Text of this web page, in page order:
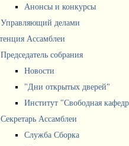
Анонсы и конкурсы
Управляющий делами
Ассамблеи
Председатель собрания
Новости
"Дни открытых дверей"
Институт "Свободная
Секретарь Ассамблеи
Служба Сборка